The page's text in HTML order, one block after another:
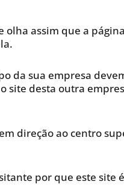
assim que a
da sua empresa
site desta outra
direção ao centro
por que este